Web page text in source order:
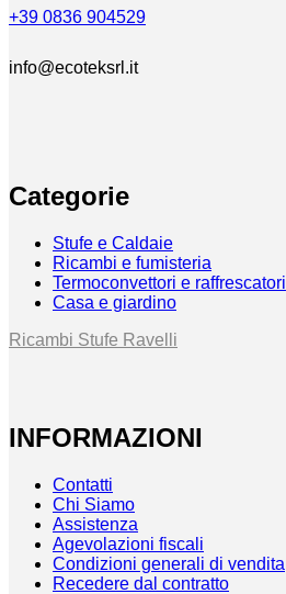
+39 0836 904529
info@ecoteksrl.it
Categorie
Stufe e Caldaie
Ricambi e fumisteria
Termoconvettori e raffrescatori
Casa e giardino
Ricambi Stufe Ravelli
INFORMAZIONI
Contatti
Chi Siamo
Assistenza
Agevolazioni fiscali
Condizioni generali di vendita
Recedere dal contratto